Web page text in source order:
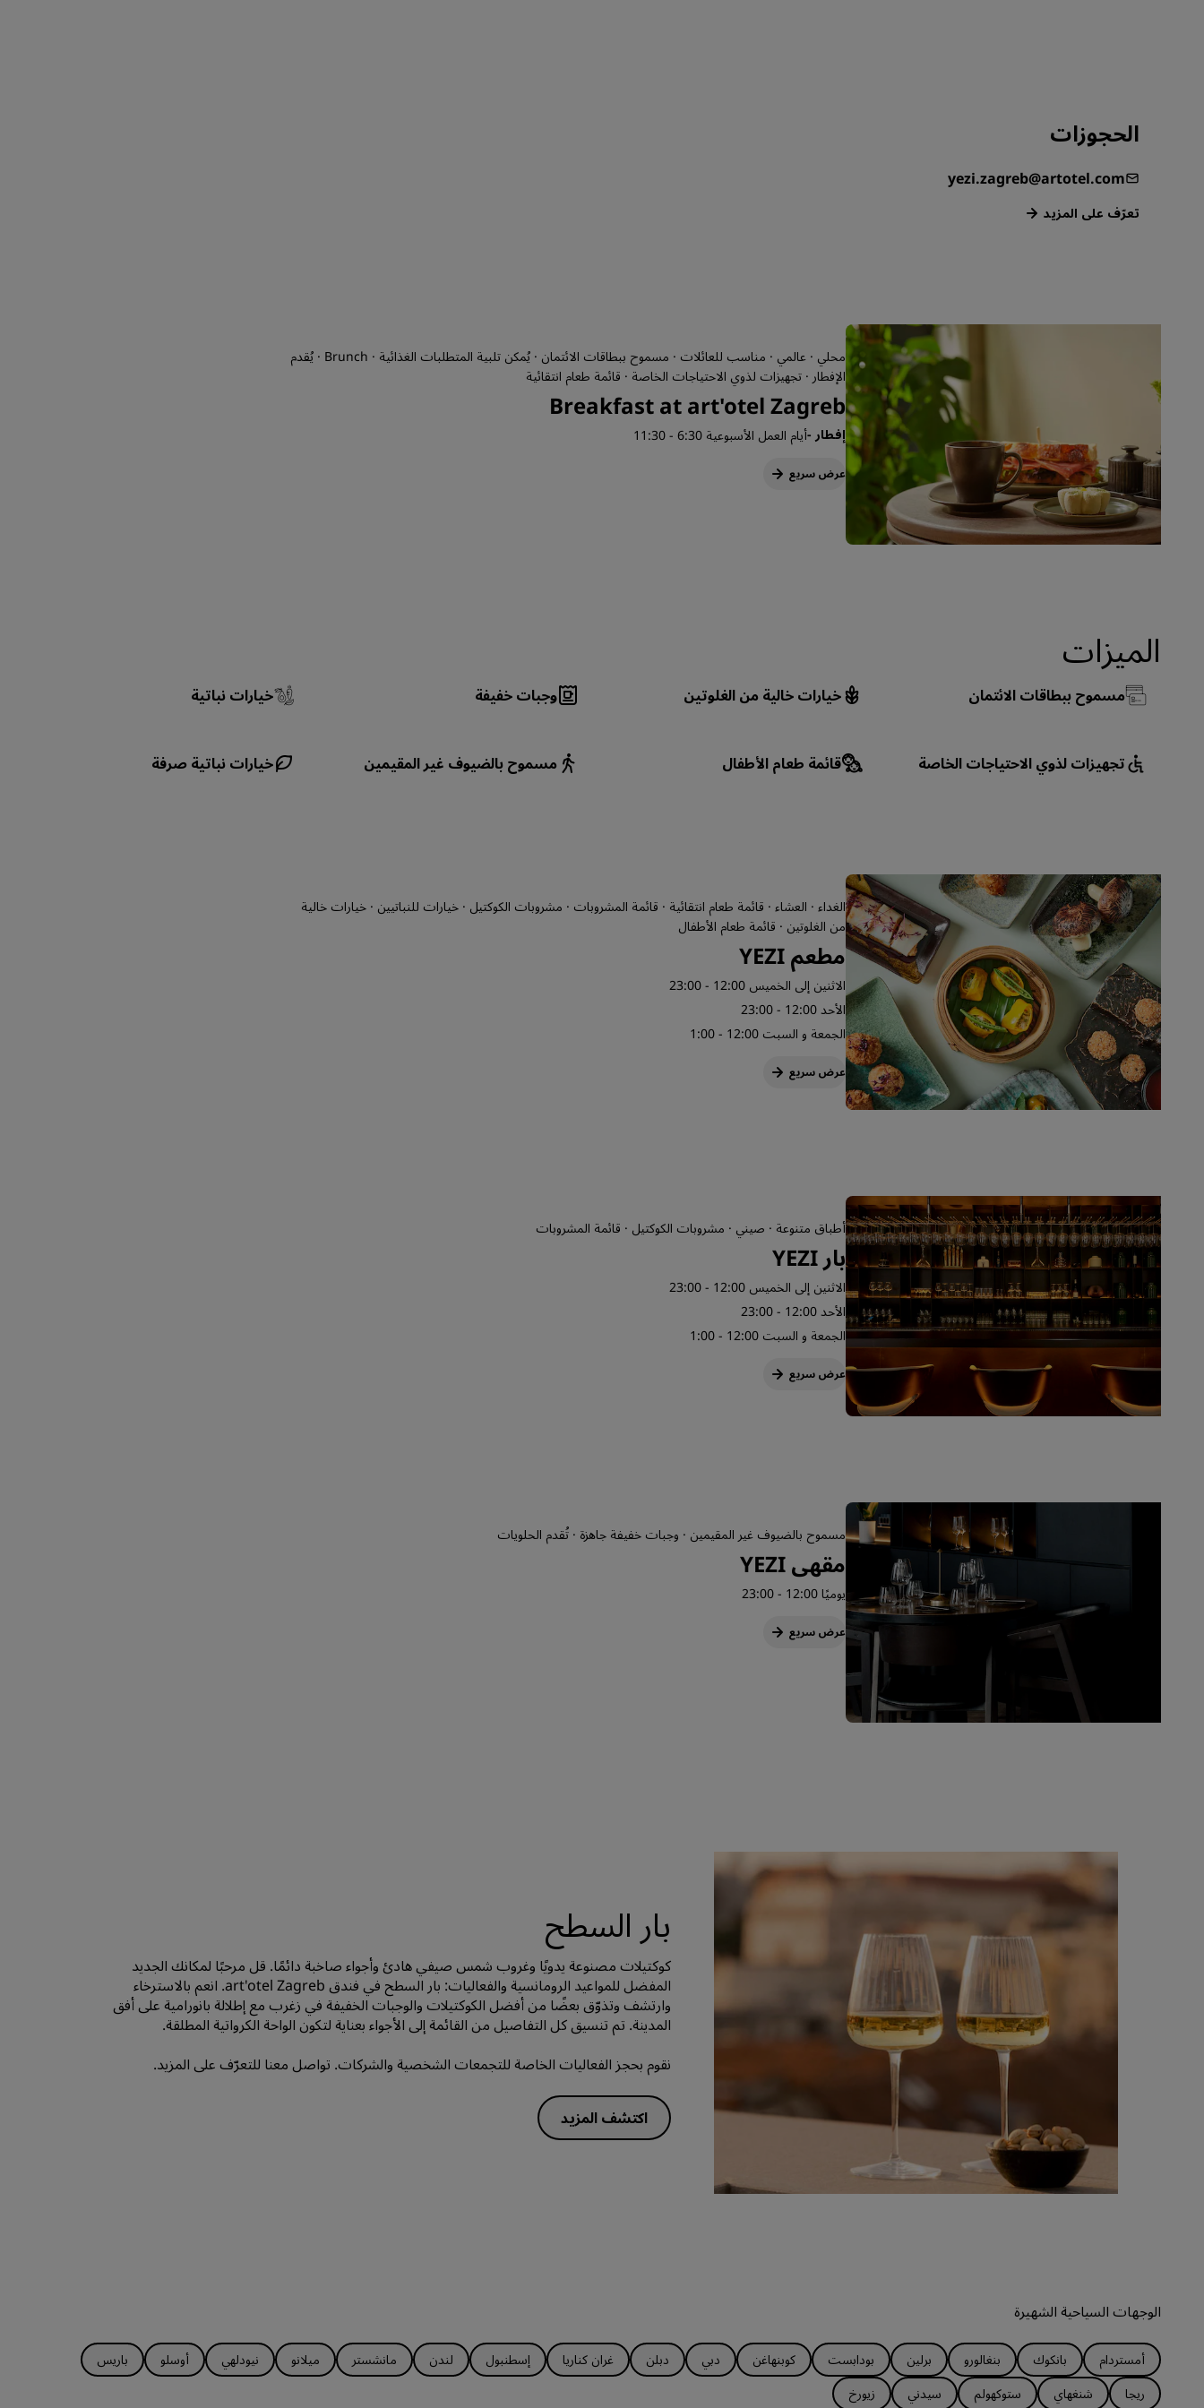
الحجوزات
yezi.zagreb@artotel.com
‏‫تعرّف على المزيد‬
محلي · عالمي · مناسب للعائلات · مسموح ببطاقات الائتمان · يُمكن تلبية المتطلبات الغذائية · Brunch · يُقدم
الإفطار · تجهيزات لذوي الاحتياجات الخاصة · قائمة طعام انتقائية
Breakfast at art'otel Zagreb
إفطار -أيام العمل الأسبوعية 6:30 - 11:30
عرض سريع
الميزات
مسموح ببطاقات الائتمان خيارات خالية من الغلوتين وجبات خفيفة خيارات نباتية
تجهيزات لذوي الاحتياجات الخاصة قائمة طعام الأطفال مسموح بالضيوف غير المقيمين خيارات نباتية صرفة
الغداء · العشاء · قائمة طعام انتقائية · قائمة المشروبات · مشروبات الكوكتيل · خيارات للنباتيين · خيارات خالية
من الغلوتين · قائمة طعام الأطفال
مطعم YEZI
الاثنين إلى الخميس 12:00 - 23:00
الأحد 12:00 - 23:00
الجمعة و السبت 12:00 - 1:00
عرض سريع
أطباق متنوعة · صيني · مشروبات الكوكتيل · قائمة المشروبات
بار YEZI
الاثنين إلى الخميس 12:00 - 23:00
الأحد 12:00 - 23:00
الجمعة و السبت 12:00 - 1:00
عرض سريع
مسموح بالضيوف غير المقيمين · وجبات خفيفة جاهزة · تُقدم الحلويات
مقهى YEZI
يوميًا 12:00 - 23:00
عرض سريع
بار السطح
كوكتيلات مصنوعة يدويًا وغروب شمس صيفي هادئ وأجواء صاخبة دائمًا. ‏‫قل مرحبًا لمكانك الجديد
المفضل للمواعيد الرومانسية والفعاليات: بار السطح في فندق art'otel Zagreb.‬ انعم بالاسترخاء
وارتشف وتذوّق بعضًا من أفضل الكوكتيلات والوجبات الخفيفة في زغرب مع إطلالة بانورامية على أفق
المدينة. تم تنسيق كل التفاصيل من القائمة إلى الأجواء بعناية لتكون الواحة الكرواتية المطلقة.
نقوم بحجز الفعاليات الخاصة للتجمعات الشخصية والشركات. تواصل معنا للتعرّف على المزيد.
اكتشف المزيد
الوجهات السياحية الشهيرة
أمستردام بانكوك بنغالورو برلين بودابست كوبنهاغن دبي دبلن غران كناريا إسطنبول لندن مانشستر ميلانو نيودلهي أوسلو
باريس
ريجا
شنغهاي ستوكهولم سيدني زيورخ